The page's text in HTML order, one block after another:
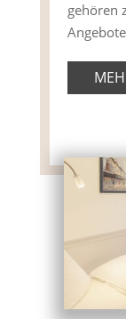
gehören